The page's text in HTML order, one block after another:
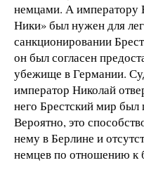
немцами. А императору
Ники» был нужен для
санкционировании
он был согласен
убежище в Германии.
император Николай
него Брестский мир
Вероятно, это
нему в Берлине и
немцев по отношению к